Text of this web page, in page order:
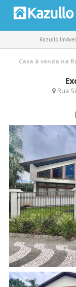
Kazullo
Casa à venda na
Rua